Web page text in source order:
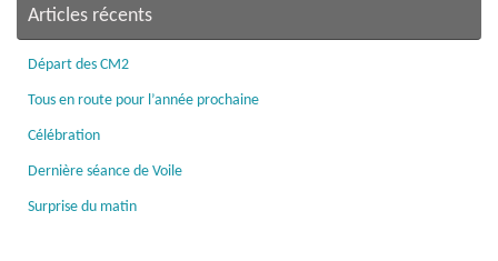
Articles récents
Départ des CM2
Tous en route pour l’année prochaine
Célébration
Dernière séance de Voile
Surprise du matin